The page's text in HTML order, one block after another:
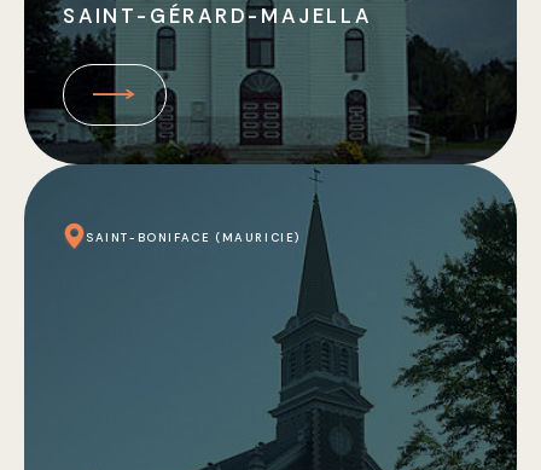
SAINT-GÉRARD-MAJELLA
SAINT-BONIFACE (MAURICIE)